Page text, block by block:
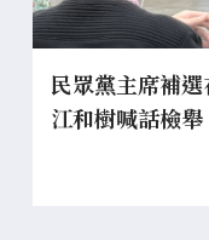
民眾黨主席補
江和樹喊話檢